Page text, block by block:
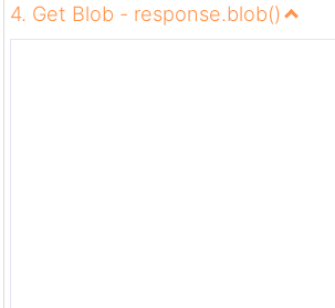
4. Get Blob - response.blob()